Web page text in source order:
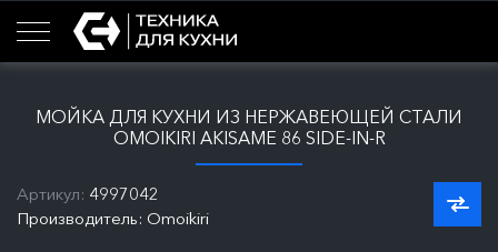
МОЙКА ДЛЯ КУХНИ ИЗ НЕРЖАВЕЮЩЕЙ СТАЛИ
OMOIKIRI AKISAME 86 SIDE-IN-R
Артикул: 4997042
Производитель: Omoikiri